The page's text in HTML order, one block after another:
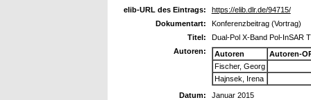
elib-URL des Eintrags:
https://elib.dlr.de/94715/
Dokumentart:
Konferenzbeitrag (Vortrag)
Titel:
Dual-Pol X-Band Pol-InSAR
Autoren:
Autoren
Autoren-
Fischer, Georg
Hajnsek, Irena
Datum:
Januar 2015